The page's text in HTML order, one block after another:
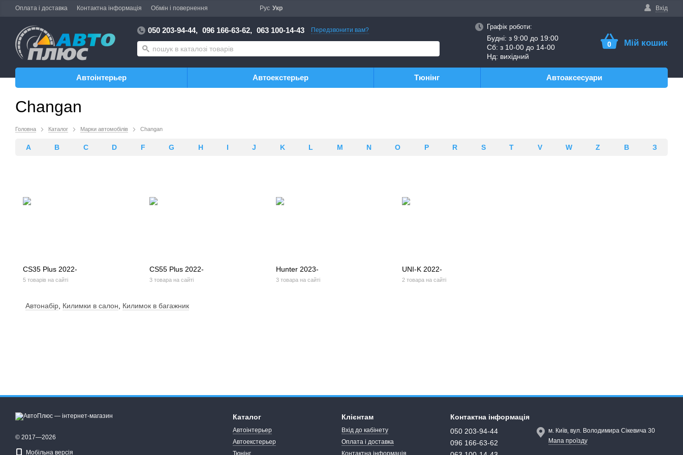
Оплата і доставка Контактна інформація Обмін і повернення Вхід
Рус Укр
050 203-94-44, 096 166-63-62, 063 100-14-43 Передзвонити вам? Графік роботи:
Будні: з 9:00 до 19:00
Сб: з 10-00 до 14-00
Нд: вихідний
0 Мій кошик
Автоінтерьер Автоекстерьер Тюнінг Автоаксесуари
Changan
Головна Каталог Марки автомобілів Changan
A B C D F G H I J K L M N O P R S T V W Z В З
CS35 Plus 2022-
5 товарів на сайті
CS55 Plus 2022-
3 товара на сайті
Hunter 2023-
3 товара на сайті
UNI-K 2022-
2 товара на сайті
Автонабір Килимки в салон Килимок в багажник
© 2017—2026
Мобільна версія
Каталог
Автоінтерьер
Автоекстерьер
Тюнінг
Клієнтам
Вхід до кабінету
Оплата і доставка
Контактна інформація
Контактна інформація
050 203-94-44
096 166-63-62
м. Київ, вул. Володимира Сікевича 30
Мапа проїзду